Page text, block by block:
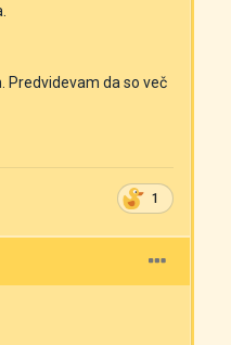
Predvidevam da so več
1